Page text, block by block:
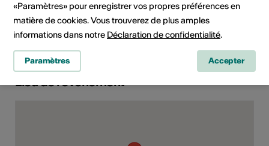
Classe d'âge
Tout public
Lieu de l'événement
«Paramètres» pour enregistrer vos propres préférences en
matière de cookies. Vous trouverez de plus amples
informations dans notre Déclaration de confidentialité.
Paramètres Accepter